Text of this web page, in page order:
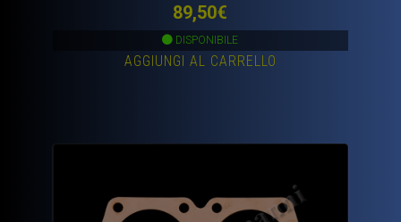
89,50€
DISPONIBILE
AGGIUNGI AL CARRELLO